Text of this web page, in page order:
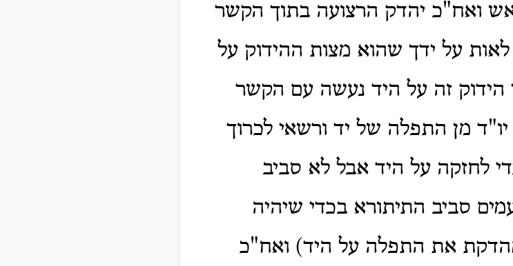
ואח"כ יהדק הרצועה בתוך הקשר
על ידך שהוא מצות ההידוק על
זה על היד נעשה עם הקשר
מן התפלה של יד ורשאי לכרוך
לחזקה על היד אבל לא סביב
סביב התיתורא בכדי שיהיה
את התפלה על היד) ואח"כ